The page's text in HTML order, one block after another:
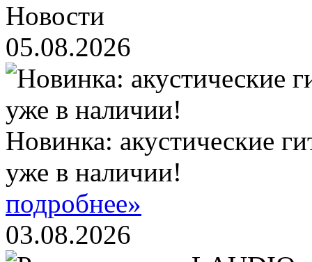
Новости
05.08.2026
Новинка: акустические
уже в наличии!
подробнее»
03.08.2026